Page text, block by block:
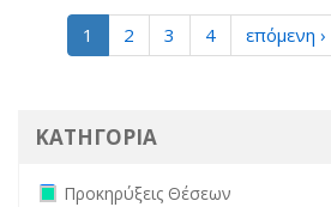
1 2 3 4 επόμενη ›
ΚΑΤΗΓΟΡΙΑ
Remove Προκηρύξεις Θέσεων filter
Προκηρύξεις Θέσεων